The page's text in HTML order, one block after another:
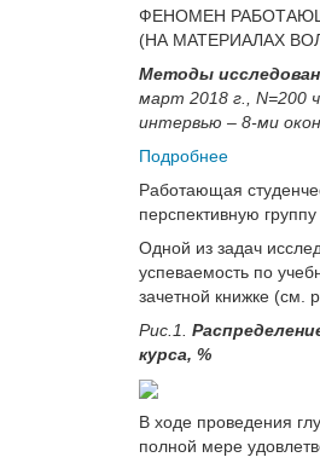
ФЕНОМЕН
(НА МАТЕРИАЛАХ
Методы
март 2018 г., N=200
интервью – 8-ми
Подробнее
Работающая
перспективную
Одной из задач
успеваемость по
зачетной книжке (см.
Рис.1.
курса, %
В ходе проведения
полной мере